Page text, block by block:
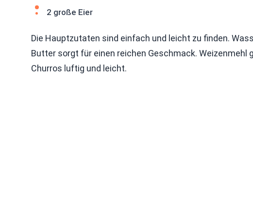
2 große Eier
Die Hauptzutaten sind einfach und leicht zu finden.
Butter sorgt für einen reichen Geschmack. Weizenmehl
Churros luftig und leicht.